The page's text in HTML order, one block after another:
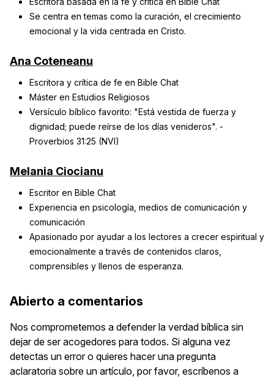
Se centra en temas como la curación, el crecimiento
emocional y la vida centrada en Cristo.
Ana Coteneanu
Escritora y crítica de fe en Bible Chat
Máster en Estudios Religiosos
Versículo bíblico favorito: "Está vestida de fuerza y
dignidad; puede reírse de los días venideros". -
Proverbios 31:25 (NVI)
Melania Ciocianu
Escritor en Bible Chat
Experiencia en psicología, medios de comunicación y
comunicación
Apasionado por ayudar a los lectores a crecer espiritual y
emocionalmente a través de contenidos claros,
comprensibles y llenos de esperanza.
Abierto a comentarios
Nos comprometemos a defender la verdad bíblica sin
dejar de ser acogedores para todos. Si alguna vez
detectas un error o quieres hacer una pregunta
aclaratoria sobre un artículo, por favor, escríbenos a